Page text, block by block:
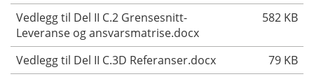
Vedlegg til Del II C.2 Grensesnitt-
Leveranse og ansvarsmatrise.docx
582 KB
Vedlegg til Del II C.3D Referanser.docx
79 KB